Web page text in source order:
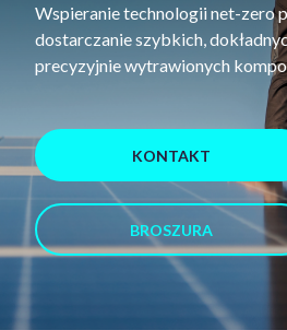
Wspieranie technologii net-zero
dostarczanie szybkich,
precyzyjnie wytrawionych
KONTAKT
BROSZURA